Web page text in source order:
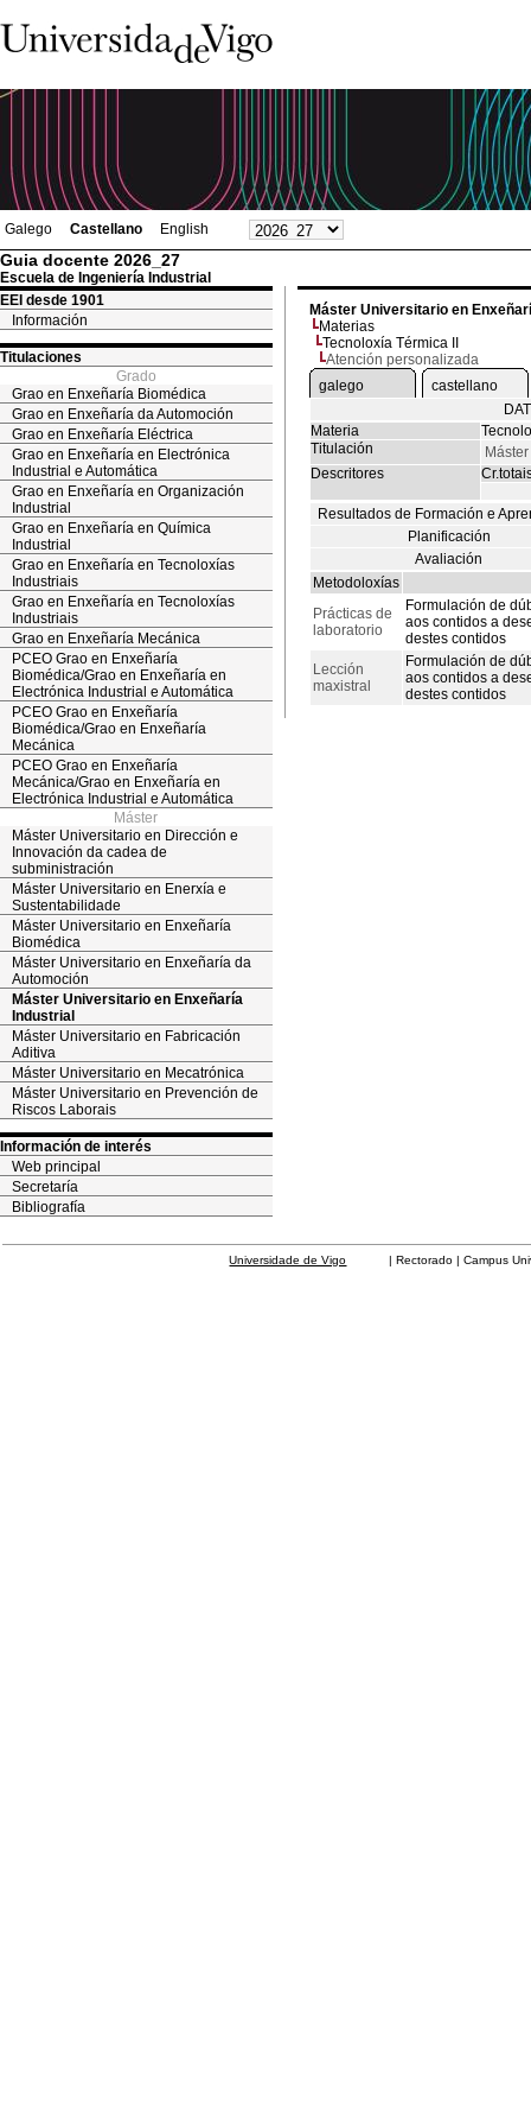
Galego Castellano English
Guia docente 2026_27
Escuela de Ingeniería Industrial
EEI desde 1901
Información
Titulaciones
Grado
Grao en Enxeñaría Biomédica
Grao en Enxeñaría da Automoción
Grao en Enxeñaría Eléctrica
Grao en Enxeñaría en Electrónica
Industrial e Automática
Grao en Enxeñaría en Organización
Industrial
Grao en Enxeñaría en Química
Industrial
Grao en Enxeñaría en Tecnoloxías
Industriais
Grao en Enxeñaría en Tecnoloxías
Industriais
Grao en Enxeñaría Mecánica
PCEO Grao en Enxeñaría
Biomédica/Grao en Enxeñaría en
Electrónica Industrial e Automática
PCEO Grao en Enxeñaría
Biomédica/Grao en Enxeñaría
Mecánica
PCEO Grao en Enxeñaría
Mecánica/Grao en Enxeñaría en
Electrónica Industrial e Automática
Máster
Máster Universitario en Dirección e
Innovación da cadea de
subministración
Máster Universitario en Enerxía e
Sustentabilidade
Máster Universitario en Enxeñaría
Biomédica
Máster Universitario en Enxeñaría da
Automoción
Máster Universitario en Enxeñaría
Industrial
Máster Universitario en Fabricación
Aditiva
Máster Universitario en Mecatrónica
Máster Universitario en Prevención de
Riscos Laborais
Información de interés
Web principal
Secretaría
Bibliografía
Máster Universitario en
Materias
Tecnoloxía Térmica II
Atención personalizada
galego
castellano
Materia
Titulación
Descritores
Resultados de Formación e
Planificación
Avaliación
Metodoloxías
Prácticas de
laboratorio
Formulación de
aos contidos a
destes contidos
Lección
maxistral
Formulación de
aos contidos a
destes contidos
Universidade de Vigo | Rectorado | Campus